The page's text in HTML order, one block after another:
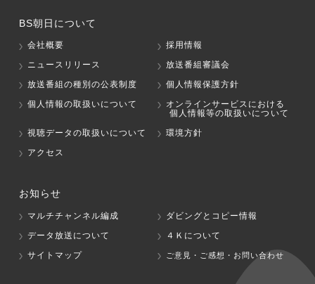
BS朝日について
会社概要
採用情報
ニュースリリース
放送番組審議会
放送番組の種別の公表制度
個人情報保護方針
個人情報の取扱いについて
オンラインサービスにおける
個人情報等の取扱いについて
視聴データの取扱いについて
環境方針
アクセス
お知らせ
マルチチャンネル編成
ダビングとコピー情報
データ放送について
４Ｋについて
サイトマップ
ご意見・ご感想・お問い合わせ